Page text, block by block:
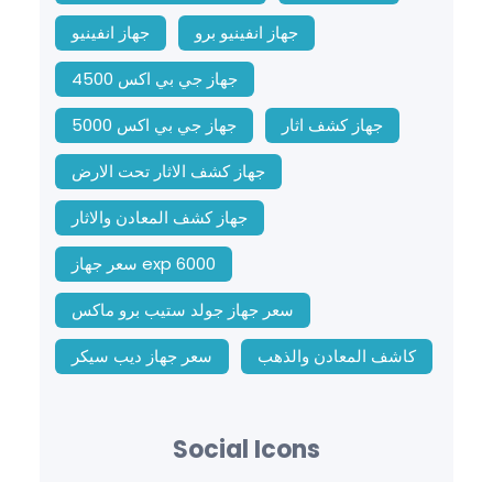
جهاز انفينيو
جهاز انفينيو برو
جهاز جي بي اكس 4500
جهاز جي بي اكس 5000
جهاز كشف اثار
جهاز كشف الاثار تحت الارض
جهاز كشف المعادن والاثار
سعر جهاز exp 6000
سعر جهاز جولد ستيب برو ماكس
سعر جهاز ديب سيكر
كاشف المعادن والذهب
Social Icons